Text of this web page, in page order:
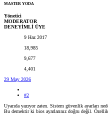
MASTER YODA
Yönetici
MODERATOR
DENEYİMLİ ÜYE
9 Haz 2017
18,985
9,677
4,401
29 May 2026
#2
Uyarıda yazıyor zaten. Sistem güvenlik ayarları
Bu demektir ki bios ayarlarınız doğru değil.